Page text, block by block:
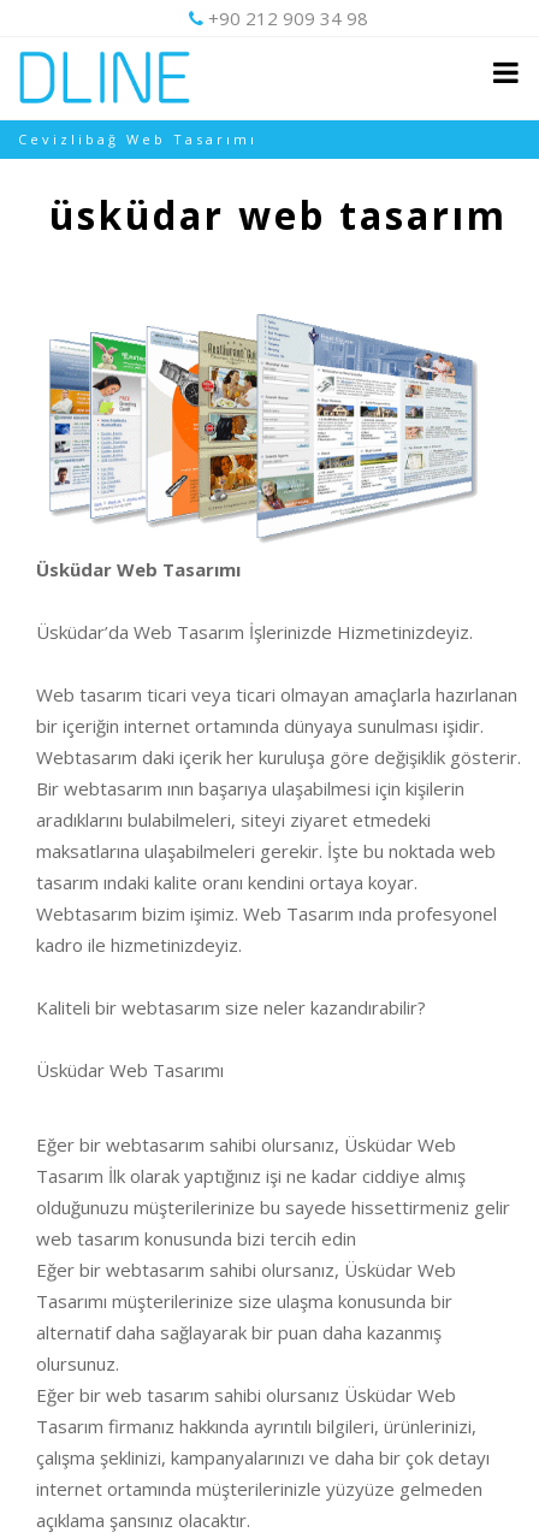
+90 212 909 34 98
Cevizlibağ Web Tasarımı
üsküdar web tasarım
Üsküdar Web Tasarımı
Üsküdar’da Web Tasarım İşlerinizde Hizmetinizdeyiz.
Web tasarım ticari veya ticari olmayan amaçlarla hazırlanan
bir içeriğin internet ortamında dünyaya sunulması işidir.
Webtasarım daki içerik her kuruluşa göre değişiklik gösterir.
Bir webtasarım ının başarıya ulaşabilmesi için kişilerin
aradıklarını bulabilmeleri, siteyi ziyaret etmedeki
maksatlarına ulaşabilmeleri gerekir. İşte bu noktada web
tasarım ındaki kalite oranı kendini ortaya koyar.
Webtasarım bizim işimiz. Web Tasarım ında profesyonel
kadro ile hizmetinizdeyiz.
Kaliteli bir webtasarım size neler kazandırabilir?
Üsküdar Web Tasarımı
Eğer bir webtasarım sahibi olursanız, Üsküdar Web
Tasarım İlk olarak yaptığınız işi ne kadar ciddiye almış
olduğunuzu müşterilerinize bu sayede hissettirmeniz gelir
web tasarım konusunda bizi tercih edin
Eğer bir webtasarım sahibi olursanız, Üsküdar Web
Tasarımı müşterilerinize size ulaşma konusunda bir
alternatif daha sağlayarak bir puan daha kazanmış
olursunuz.
Eğer bir web tasarım sahibi olursanız Üsküdar Web
Tasarım firmanız hakkında ayrıntılı bilgileri, ürünlerinizi,
çalışma şeklinizi, kampanyalarınızı ve daha bir çok detayı
internet ortamında müşterilerinizle yüzyüze gelmeden
açıklama şansınız olacaktır.